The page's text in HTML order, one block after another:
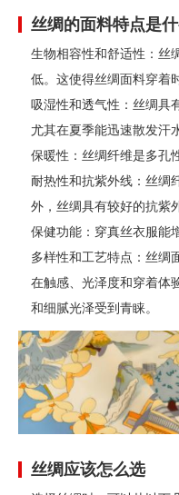
丝绸的面料特点是
生物相容性和舒适性‌：丝
低。这使得丝绸面料穿着
吸湿性和透气性‌：丝绸具
尤其在夏季能迅速散发汗
保暖性‌：丝绸纤维是多孔
耐热性和抗紫外线‌：丝绸
外，丝绸具有较好的抗紫
保健功能‌：穿真丝衣服能
多样性和工艺特点‌：丝绸
在触感、光泽度和穿着体
和细腻光泽受到青睐‌。
丝绸应该怎么选